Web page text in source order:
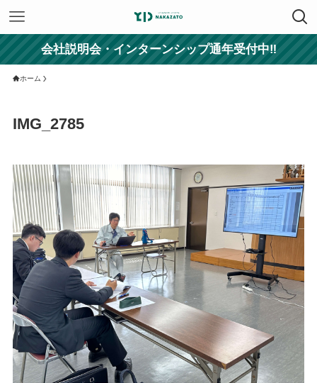
会社説明会・インターンシップ通年受付中‼
ホーム
IMG_2785